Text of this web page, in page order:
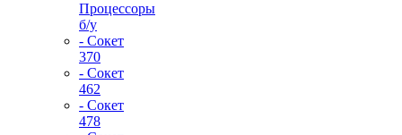
Процессоры
б/у
- Сокет
370
- Сокет
462
- Сокет
478